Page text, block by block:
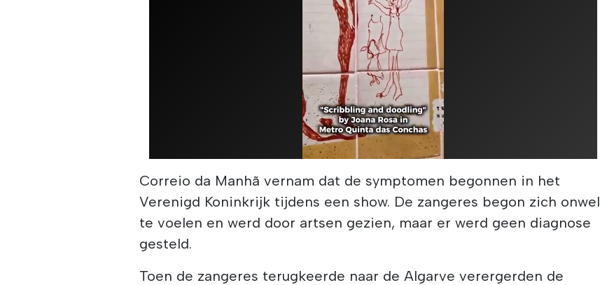
Correio da Manhã vernam dat de symptomen begonnen in het
Verenigd Koninkrijk tijdens een show. De zangeres begon zich onwel
te voelen en werd door artsen gezien, maar er werd geen diagnose
gesteld.
Toen de zangeres terugkeerde naar de Algarve verergerden de